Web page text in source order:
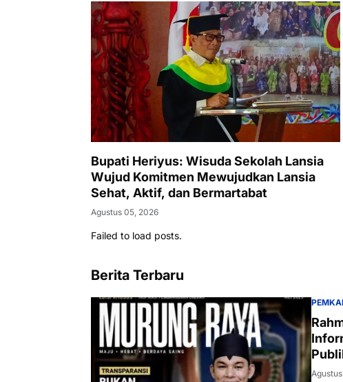
Bupati Heriyus: Wisuda Sekolah Lansia
Wujud Komitmen Mewujudkan Lansia
Sehat, Aktif, dan Bermartabat
Agustus 05, 2026
Failed to load posts.
Berita Terbaru